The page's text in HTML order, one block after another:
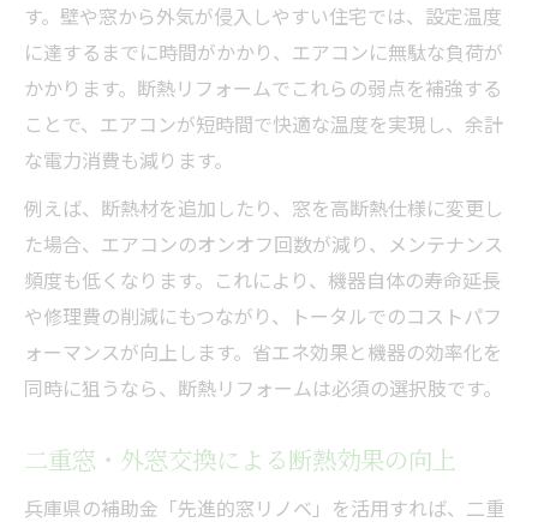
す。壁や窓から外気が侵入しやすい住宅では、設定温度
に達するまでに時間がかかり、エアコンに無駄な負荷が
かかります。断熱リフォームでこれらの弱点を補強する
ことで、エアコンが短時間で快適な温度を実現し、余計
な電力消費も減ります。
例えば、断熱材を追加したり、窓を高断熱仕様に変更し
た場合、エアコンのオンオフ回数が減り、メンテナンス
頻度も低くなります。これにより、機器自体の寿命延長
や修理費の削減にもつながり、トータルでのコストパフ
ォーマンスが向上します。省エネ効果と機器の効率化を
同時に狙うなら、断熱リフォームは必須の選択肢です。
二重窓・外窓交換による断熱効果の向上
兵庫県の補助金「先進的窓リノベ」を活用すれば、二重